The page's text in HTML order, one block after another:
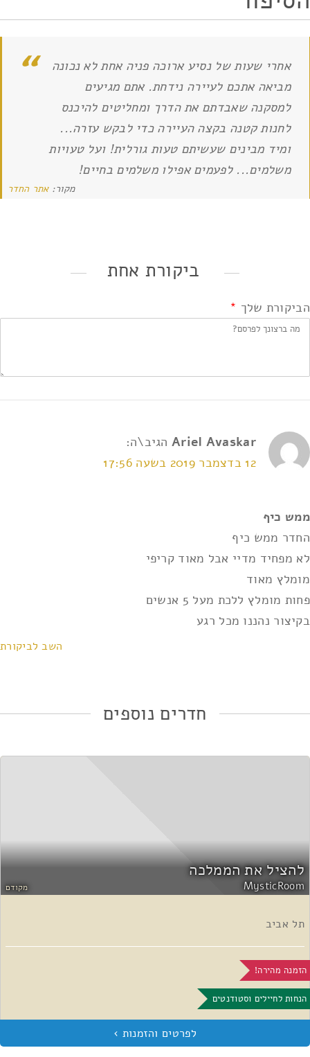
אחרי שעות של נסיע ארוכה פניה אחת לא נכונה
מביאה אתכם לעיירה נידחת. אתם מגיעים
למסקנה שאבדתם את הדרך ומחליטים להיכנס
לחנות קטנה בקצה העיירה כדי לבקש עזרה...
ומיד מבינים שעשיתם טעות גורלית! ועל טעויות
משלמים... לפעמים אפילו משלמים בחיים!
מקור:אתר החדר
ביקורת אחת
הביקורת שלך *
Ariel Avaskar הגיב\ה:
12 בדצמבר 2019 בשעה 17:56
ממש כיף
החדר ממש כיף
לא מפחיד מדיי אבל מאוד קריפי
מומלץ מאוד
פחות מומלץ ללכת מעל 5 אנשים
בקיצור נהננו מכל רגע
השב לביקורת
חדרים נוספים
להציל את הממלכה
MysticRoom מקודם
תל אביב
הזמנה מהירה!
הנחות לחיילים וסטודנטים